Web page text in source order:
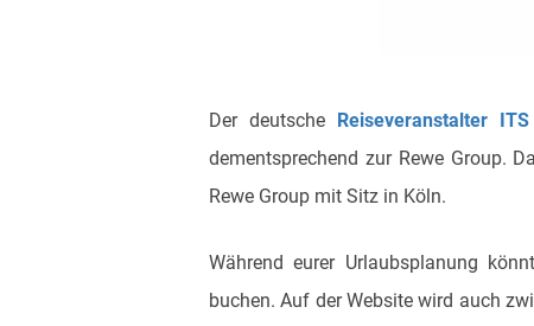
Der deutsche Reiseveranstalter
dementsprechend zur Rewe Group.
Rewe Group mit Sitz in Köln.
Während eurer Urlaubsplanung
buchen. Auf der Website wird auch